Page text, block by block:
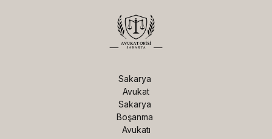
Sakarya
Avukat
Sakarya
Boşanma
Avukatı